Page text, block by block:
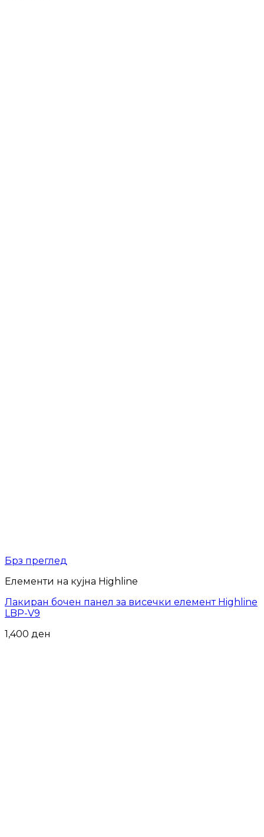
Брз преглед
Елементи на кујна Highline
Лакиран бочен панел за висечки елемент Highline
LBP-V9
1,400 ден